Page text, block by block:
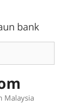
bank
Malaysia